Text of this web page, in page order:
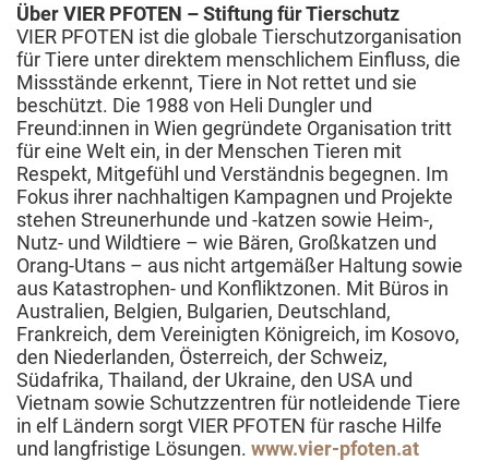
Über VIER PFOTEN – Stiftung für Tierschutz
VIER PFOTEN ist die globale Tierschutzorganisation
für Tiere unter direktem menschlichem Einfluss, die
Missstände erkennt, Tiere in Not rettet und sie
beschützt. Die 1988 von Heli Dungler und
Freund:innen in Wien gegründete Organisation tritt
für eine Welt ein, in der Menschen Tieren mit
Respekt, Mitgefühl und Verständnis begegnen. Im
Fokus ihrer nachhaltigen Kampagnen und Projekte
stehen Streunerhunde und -katzen sowie Heim-,
Nutz- und Wildtiere – wie Bären, Großkatzen und
Orang-Utans – aus nicht artgemäßer Haltung sowie
aus Katastrophen- und Konfliktzonen. Mit Büros in
Australien, Belgien, Bulgarien, Deutschland,
Frankreich, dem Vereinigten Königreich, im Kosovo,
den Niederlanden, Österreich, der Schweiz,
Südafrika, Thailand, der Ukraine, den USA und
Vietnam sowie Schutzzentren für notleidende Tiere
in elf Ländern sorgt VIER PFOTEN für rasche Hilfe
und langfristige Lösungen. www.vier-pfoten.at